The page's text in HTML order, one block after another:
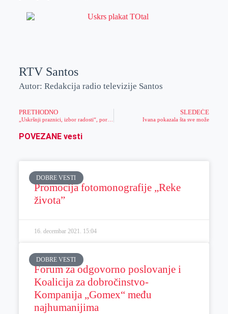
RTV Santos
Autor: Redakcija radio televizije Santos
PRETHODNO
„Uskršnji praznici, izbor radosti“, poručuje Biskup zrenjaninske Biskupije
SLEDEĆE
Ivana pokazala šta sve može
POVEZANE vesti
DOBRE VESTI
Promocija fotomonografije „Reke
života”
16. decembar 2021. 15:04
DOBRE VESTI
Forum za odgovorno poslovanje i
Koalicija za dobročinstvo-
Kompanija „Gomex“ među
najhumanijima